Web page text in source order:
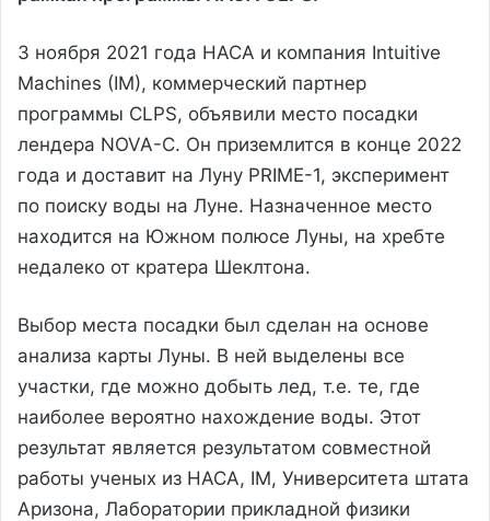
3 ноября 2021 года НАСА и компания Intuitive
Machines (IM), коммерческий партнер
программы CLPS, объявили место посадки
лендера NOVA-C. Он приземлится в конце 2022
года и доставит на Луну PRIME-1, эксперимент
по поиску воды на Луне. Назначенное место
находится на Южном полюсе Луны, на хребте
недалеко от кратера Шеклтона.
Выбор места посадки был сделан на основе
анализа карты Луны. В ней выделены все
участки, где можно добыть лед, т.е. те, где
наиболее вероятно нахождение воды. Этот
результат является результатом совместной
работы ученых из НАСА, IM, Университета штата
Аризона, Лаборатории прикладной физики